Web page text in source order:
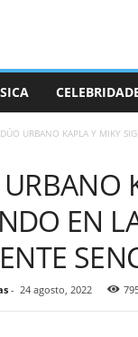
URBANO KAPLA Y MIKY
EN
- 24 agosto, 2022